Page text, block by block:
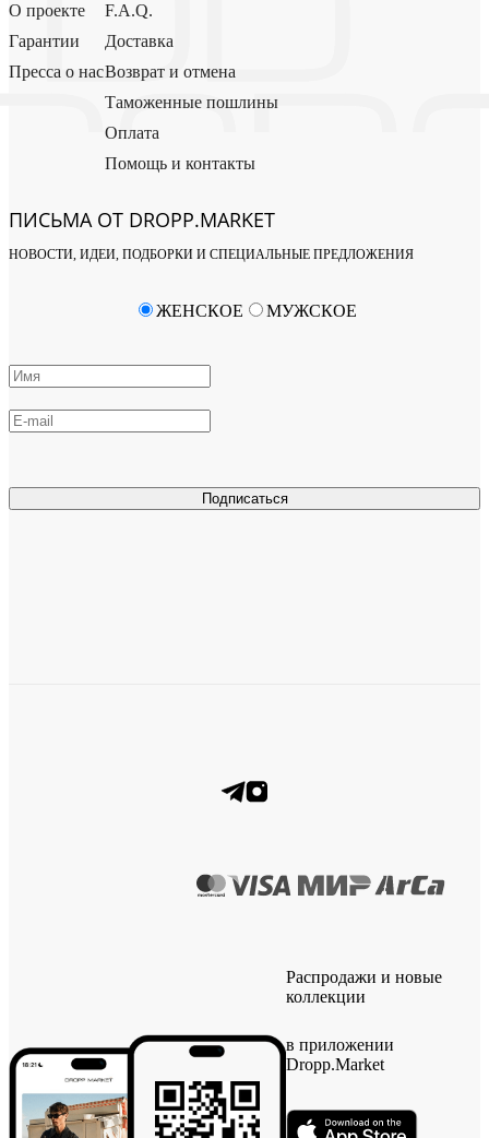
О проекте
Гарантии
Пресса о нас
F.A.Q.
Доставка
Возврат и отмена
Таможенные пошлины
Оплата
Помощь и контакты
ПИСЬМА ОТ DROPP.MARKET
НОВОСТИ, ИДЕИ, ПОДБОРКИ И СПЕЦИАЛЬНЫЕ ПРЕДЛОЖЕНИЯ
Подписаться
ЖЕНСКОЕ МУЖСКОЕ
Распродажи и новые
коллекции
в приложении
Dropp.Market